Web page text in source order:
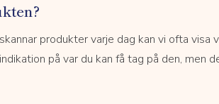
produkter varje dag kan vi ofta visa
på var du kan få tag på den, men